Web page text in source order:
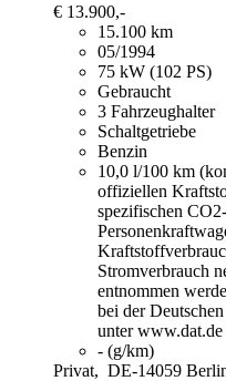
€ 13.900,-
15.100 km
05/1994
75 kW (102 PS)
Gebraucht
3 Fahrzeughalter
Schaltgetriebe
Benzin
10,0 l/100 km
offiziellen
spezifischen
Stromverbrauch
entnommen
bei der
unter
- (g/km)
Privat, DE-14059